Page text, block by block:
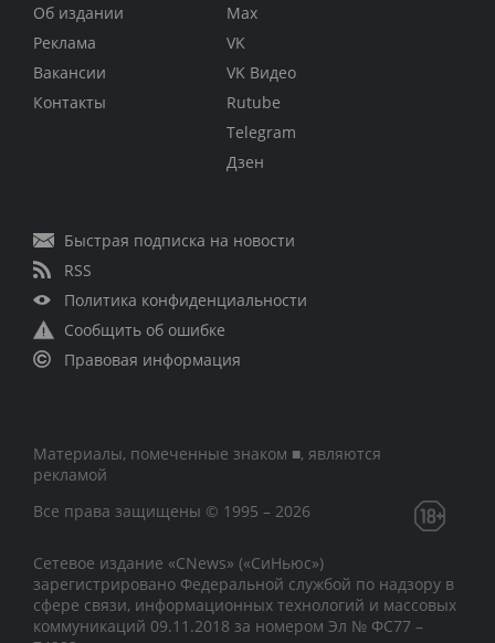
Об издании
Реклама
Вакансии
Контакты
Max
VK
VK Видео
Rutube
Telegram
Дзен
Быстрая подписка на новости
RSS
Политика конфиденциальности
Сообщить об ошибке
Правовая информация
Материалы, помеченные знаком ■, являются
рекламой
Все права защищены © 1995 – 2026
Сетевое издание «CNews» («СиНьюс»)
зарегистрировано Федеральной службой по надзору в
сфере связи, информационных технологий и массовых
коммуникаций 09.11.2018 за номером Эл № ФС77 –